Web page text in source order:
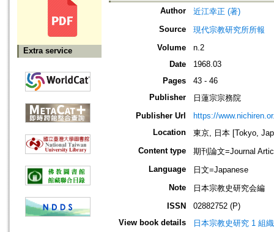
Extra service
Author
近江幸正 (著)
Source
現代宗教研究所所報
Volume
n.2
Date
1968.03
Pages
43 - 46
Publisher
日蓮宗宗務院
Publisher Url
https://
Location
東京, 日本 [Tokyo,
Content type
期刊論文=Journal
Language
日文=Japanese
Note
日本宗教史研究会編
ISSN
02882752 (P)
View book details
日本宗教史研究 1 組